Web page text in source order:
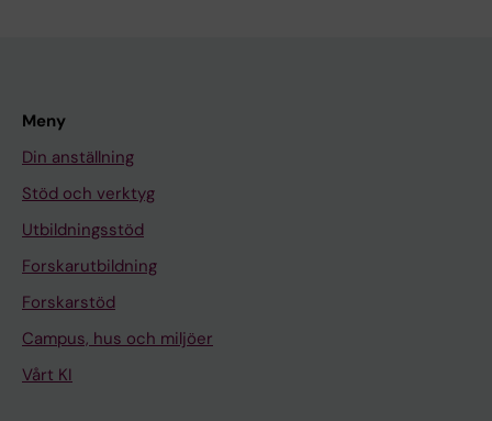
Meny
Din anställning
Stöd och verktyg
Utbildningsstöd
Forskarutbildning
Forskarstöd
Campus, hus och miljöer
Vårt KI